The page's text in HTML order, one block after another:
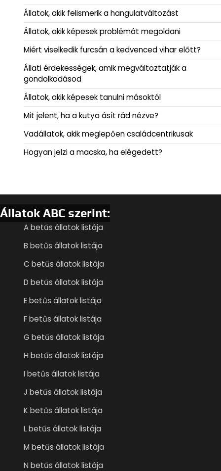
Állatok, akik felismerik a hangulatváltozást
Állatok, akik képesek problémát megoldani
Miért viselkedik furcsán a kedvenced vihar előtt?
Állati érdekességek, amik megváltoztatják a
gondolkodásod
Állatok, akik képesek tanulni másoktól
Mit jelent, ha a kutya ásít rád nézve?
Vadállatok, akik meglepően családcentrikusak
Hogyan jelzi a macska, ha elégedett?
Állatok ABC szerint:
A betűs állatok listája
B betűs állatok listája
C betűs állatok listája
D betűs állatok listája
E betűs állatok listája
F betűs állatok listája
G betűs állatok listája
H betűs állatok listája
I betűs állatok listája
J betűs állatok listája
K betűs állatok listája
L betűs állatok listája
M betűs állatok listája
N betűs állatok listája